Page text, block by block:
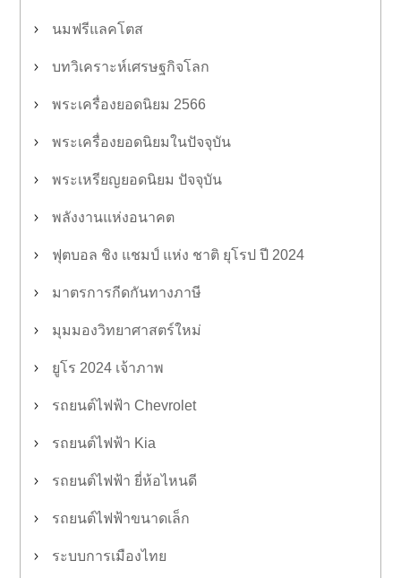
นมฟรีแลคโตส
บทวิเคราะห์เศรษฐกิจโลก
พระเครื่องยอดนิยม 2566
พระเครื่องยอดนิยมในปัจจุบัน
พระเหรียญยอดนิยม ปัจจุบัน
พลังงานแห่งอนาคต
ฟุตบอล ชิง แชมป์ แห่ง ชาติ ยุโรป ปี 2024
มาตรการกีดกันทางภาษี
มุมมองวิทยาศาสตร์ใหม่
ยูโร 2024 เจ้าภาพ
รถยนต์ไฟฟ้า Chevrolet
รถยนต์ไฟฟ้า Kia
รถยนต์ไฟฟ้า ยี่ห้อไหนดี
รถยนต์ไฟฟ้าขนาดเล็ก
ระบบการเมืองไทย